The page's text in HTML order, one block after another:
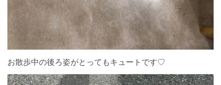
お散歩中の後ろ姿がとってもキュートです♡